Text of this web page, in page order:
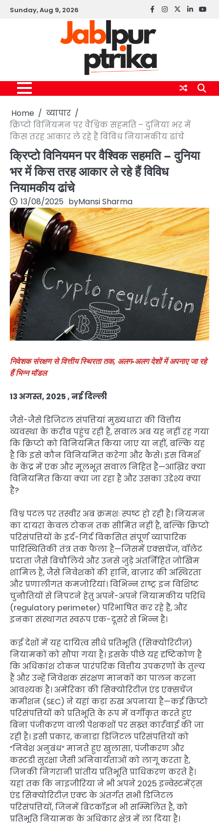
SkipSunday, Aug 9, 2026 Facebook
instagram
twitterlinkedin
Home
व्यापार
क्रिप्टो विनियमन पर वैश्विक सहमति – दुनिया भर में
किस तरह आकार ले रहे हैं विविध नियामकीय ढांचे
क्रिप्टो विनियमन पर वैश्विक सहमति – दुनिया
भर में किस तरह आकार ले रहे हैं विविध
नियामकीय ढांचे
13/08/2025 byMansi Sharma
निवेशक संरक्षण से वित्तीय स्थिरता तक, अलग-अलग देशों में अपनाए जा रहे
हैं भिन्न मॉडल
13 अगस्त, 2025 , नई दिल्ली
जैसे-जैसे डिजिटल संपत्तियां मुख्यधारा की वित्तीय
व्यवस्था के करीब पहुंच रही हैं, सवाल अब यह नहीं रह गया
कि क्रिप्टो को विनियमित किया जाए या नहीं, बल्कि यह
है कि इसे कौन विनियमित करेगा और कैसे। इस विमर्श
के केंद्र में एक और मूलभूत सवाल निहित है—आख़िर क्या
विनियमित किया क्या जा रहा है और उसका उद्देश्य क्या
है?
विश्व पटल पर तस्वीर अब क्रमशः स्पष्ट हो रही है। नियमन
का दायरा केवल टोकन तक सीमित नहीं है, बल्कि क्रिप्टो
परिसंपत्तियों के इर्द-गिर्द विकसित संपूर्ण व्यापारिक
पारिस्थितिकी तंत्र तक फैला है—जिसमें एक्सचेंज, वॉलेट
प्रदाता जैसे बिचौलिये और उनसे जुड़े अंतर्निहित जोखिम
शामिल हैं, जैसे निवेशकों की हानि, बाज़ार की अस्थिरता
और प्रणालीगत कमजोरियां। विभिन्न राष्ट्र इन विशिष्ट
चुनौतियों से निपटने हेतु अपने-अपने नियामकीय परिधि
(regulatory perimeter) परिभाषित कर रहे हैं, और
इनका संस्थागत स्वरूप एक-दूसरे से भिन्न है।
कई देशों में यह दायित्व सीधे प्रतिभूति (सिक्योरिटीज़)
नियामकों को सौंपा गया है। इसके पीछे यह दृष्टिकोण है
कि अधिकांश टोकन पारंपरिक वित्तीय उपकरणों के तुल्य
हैं और उन्हें निवेशक संरक्षण मानकों का पालन करना
आवश्यक है। अमेरिका की सिक्योरिटीज़ एंड एक्सचेंज
कमीशन (SEC) ने यहां कड़ा रुख अपनाया है—कई क्रिप्टो
परिसंपत्तियों को प्रतिभूति के रूप में वर्गीकृत करते हुए
बिना पंजीकरण वाली पेशकशों पर सख़्त कार्रवाई की जा
रही है। इसी प्रकार, कनाडा डिजिटल परिसंपत्तियों को
“निवेश अनुबंध” मानते हुए खुलासा, पंजीकरण और
कस्टडी सुरक्षा जैसी अनिवार्यताओं को लागू करता है,
जिनकी निगरानी प्रांतीय प्रतिभूति प्राधिकरण करते हैं।
यहां तक कि नाइजीरिया ने भी अपने 2025 इन्वेस्टमेंट्स
एंड सिक्योरिटीज़ एक्ट के अंतर्गत सभी डिजिटल
परिसंपत्तियों, जिनमें बिटकॉइन भी सम्मिलित है, को
प्रतिभूति नियामक के अधिकार क्षेत्र में ला दिया है।